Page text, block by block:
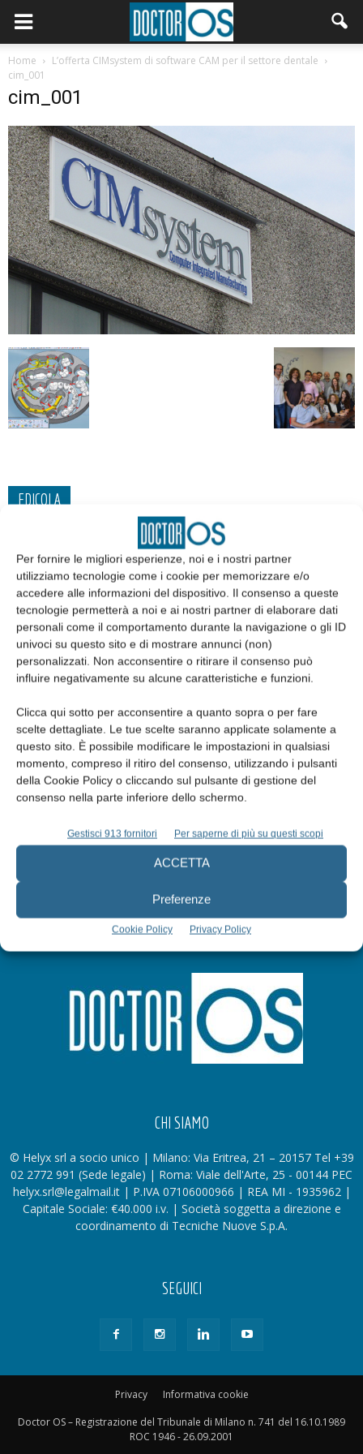
Per fornire le migliori esperienze, noi e i nostri partner
utilizziamo tecnologie come i cookie per memorizzare e/o
accedere alle informazioni del dispositivo. Il consenso a queste
tecnologie permetterà a noi e ai nostri partner di elaborare dati
personali come il comportamento durante la navigazione o gli ID
univoci su questo sito e di mostrare annunci (non)
personalizzati. Non acconsentire o ritirare il consenso può
influire negativamente su alcune caratteristiche e funzioni.
Clicca qui sotto per acconsentire a quanto sopra o per fare
scelte dettagliate. Le tue scelte saranno applicate solamente a
questo sito. È possibile modificare le impostazioni in qualsiasi
momento, compreso il ritiro del consenso, utilizzando i pulsanti
della Cookie Policy o cliccando sul pulsante di gestione del
consenso nella parte inferiore dello schermo.
Gestisci 913 fornitori Per saperne di più su questi scopi
ACCETTA
Preferenze
Cookie Policy Privacy Policy
Home
L’offerta CIMsystem di software CAM per il settore dentale
cim_001
cim_001
EDICOLA
Edicola web
Abbonati
CHI SIAMO
© Helyx srl a socio unico | Milano: Via Eritrea, 21 – 20157 Tel +39
02 2772 991 (Sede legale) | Roma: Viale dell'Arte, 25 - 00144 PEC
helyx.srl@legalmail.it | P.IVA 07106000966 | REA MI - 1935962 |
Capitale Sociale: €40.000 i.v. | Società soggetta a direzione e
coordinamento di Tecniche Nuove S.p.A.
SEGUICI
Privacy
Informativa cookie
Doctor OS – Registrazione del Tribunale di Milano n. 741 del 16.10.1989
ROC 1946 - 26.09.2001